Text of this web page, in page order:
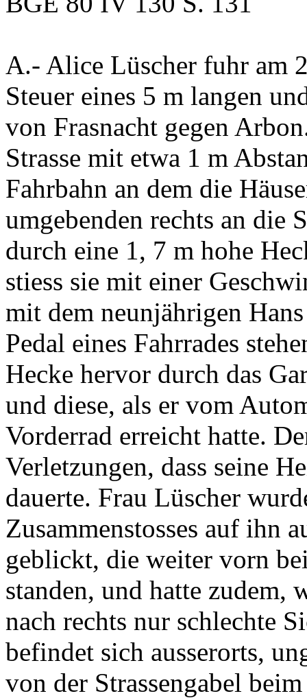
A.- Alice Lüscher fuhr am
Steuer eines 5 m langen
von Frasnacht gegen
Strasse mit etwa 1 m
Fahrbahn an dem die
umgebenden rechts an die
durch eine 1, 7 m hohe
stiess sie mit einer
mit dem neunjährigen
Pedal eines Fahrrades
Hecke hervor durch das
und diese, als er vom
Vorderrad erreicht hatte.
Verletzungen, dass seine
dauerte. Frau Lüscher
Zusammenstosses auf ihn
geblickt, die weiter vorn
standen, und hatte zudem,
nach rechts nur schlechte
befindet sich ausserorts,
von der Strassengabel